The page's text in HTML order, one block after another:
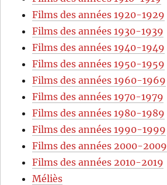
Films des années 1920-1929
Films des années 1930-1939
Films des années 1940-1949
Films des années 1950-1959
Films des années 1960-1969
Films des années 1970-1979
Films des années 1980-1989
Films des années 1990-1999
Films des années 2000-2009
Films des années 2010-2019
Méliès